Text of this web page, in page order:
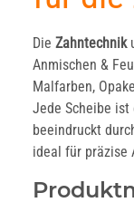
Die Zahntechnik
Anmischen &
Malfarben,
Jede Scheibe ist
beeindruckt
ideal für präzise